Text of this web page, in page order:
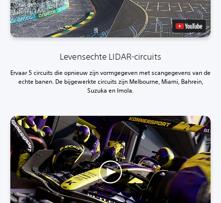
Levensechte LIDAR-circuits
Ervaar 5 circuits die opnieuw zijn vormgegeven met scangegevens van de
echte banen. De bijgewerkte circuits zijn Melbourne, Miami, Bahrein,
Suzuka en Imola.